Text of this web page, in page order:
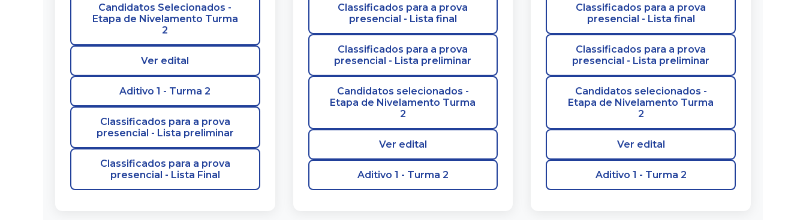
Candidatos Selecionados -
Etapa de Nivelamento Turma
2
Ver edital
Aditivo 1 - Turma 2
Classificados para a prova
presencial - Lista preliminar
Classificados para a prova
presencial - Lista Final
Classificados para a prova
presencial - Lista final
Classificados para a prova
presencial - Lista preliminar
Candidatos selecionados -
Etapa de Nivelamento Turma
2
Ver edital
Aditivo 1 - Turma 2
Classificados para a prova
presencial - Lista final
Classificados para a prova
presencial - Lista preliminar
Candidatos selecionados -
Etapa de Nivelamento Turma
2
Ver edital
Aditivo 1 - Turma 2